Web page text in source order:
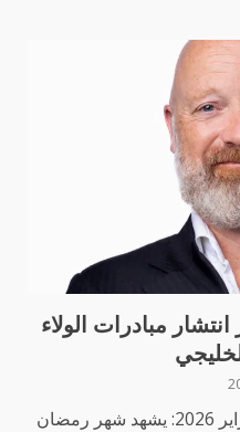
مبادرات الولاء
الإمارات العربية المتحدة، 26 فبراير 2026: يشهد شهر رمضان